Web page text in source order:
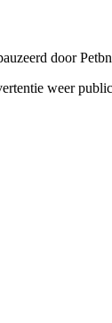
door
weer